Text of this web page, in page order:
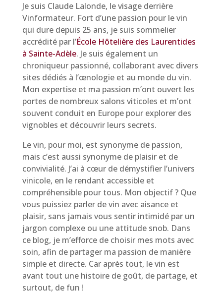
Je suis Claude Lalonde, le visage derrière
Vinformateur. Fort d’une passion pour le vin
qui dure depuis 25 ans, je suis sommelier
accrédité par l’École Hôtelière des Laurentides
à Sainte-Adèle. Je suis également un
chroniqueur passionné, collaborant avec divers
sites dédiés à l’œnologie et au monde du vin.
Mon expertise et ma passion m’ont ouvert les
portes de nombreux salons viticoles et m’ont
souvent conduit en Europe pour explorer des
vignobles et découvrir leurs secrets.
Le vin, pour moi, est synonyme de passion,
mais c’est aussi synonyme de plaisir et de
convivialité. J’ai à cœur de démystifier l’univers
vinicole, en le rendant accessible et
compréhensible pour tous. Mon objectif ? Que
vous puissiez parler de vin avec aisance et
plaisir, sans jamais vous sentir intimidé par un
jargon complexe ou une attitude snob. Dans
ce blog, je m’efforce de choisir mes mots avec
soin, afin de partager ma passion de manière
simple et directe. Car après tout, le vin est
avant tout une histoire de goût, de partage, et
surtout, de fun !